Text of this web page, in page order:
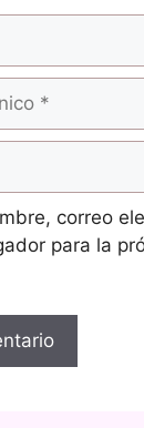
correo
para la